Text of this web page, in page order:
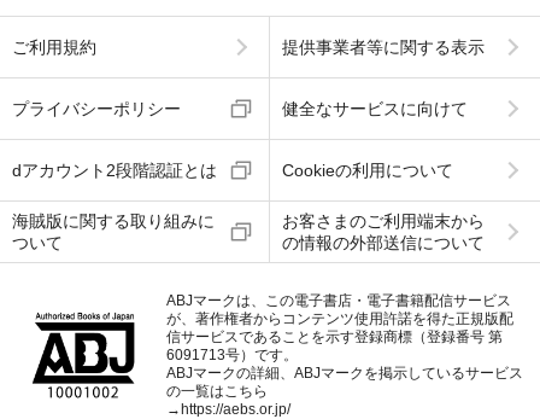
ご利用規約 提供事業者等に関する表示
プライバシーポリシー 健全なサービスに向けて
dアカウント2段階認証とは Cookieの利用について
海賊版に関する取り組みに
ついて
お客さまのご利用端末から
の情報の外部送信について
ABJマークは、この電子書店・電子書籍配信サービス
が、著作権者からコンテンツ使用許諾を得た正規版配
信サービスであることを示す登録商標（登録番号 第
6091713号）です。
ABJマークの詳細、ABJマークを掲示しているサービス
の一覧はこちら
→https://aebs.or.jp/